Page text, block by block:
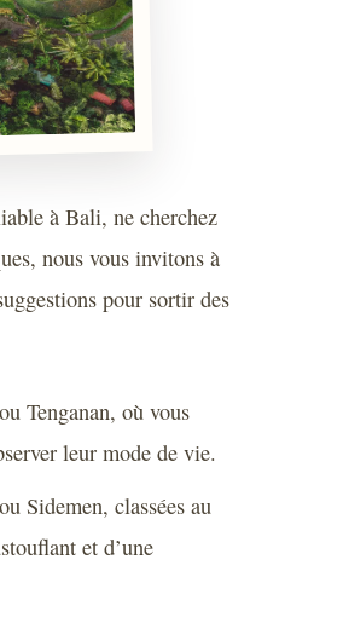
à Bali, ne cherchez
nous vous invitons à
pour sortir des
Tenganan, où vous
leur mode de vie.
Sidemen, classées au
et d’une